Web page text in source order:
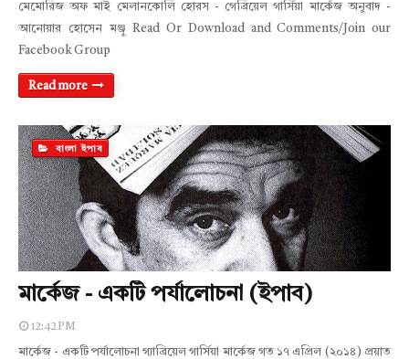
মেমোরিজ অফ মাই মেলানকোলি হোরস - গেব্রিয়েল গার্সিয়া মার্কেজ অনুবাদ -
আনোয়ার হোসেন মঞ্জু Read Or Download and Comments/Join our
Facebook Group
Read more
বাংলা ইপাব
মার্কেজ - একটি পর্যালোচনা (ইপাব)
12:42 PM
মার্কেজ - একটি পর্যালোচনা গ্যাব্রিয়েল গার্সিয়া মার্কেজ গত ১৭ এপ্রিল (২০১৪) প্রয়াত